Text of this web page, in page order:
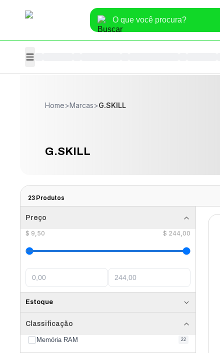
Home>Marcas>G.SKILL
G.SKILL
23 Produtos
Preço
$ 9,50 $ 244,00
Estoque
Classificação
Memória RAM 22